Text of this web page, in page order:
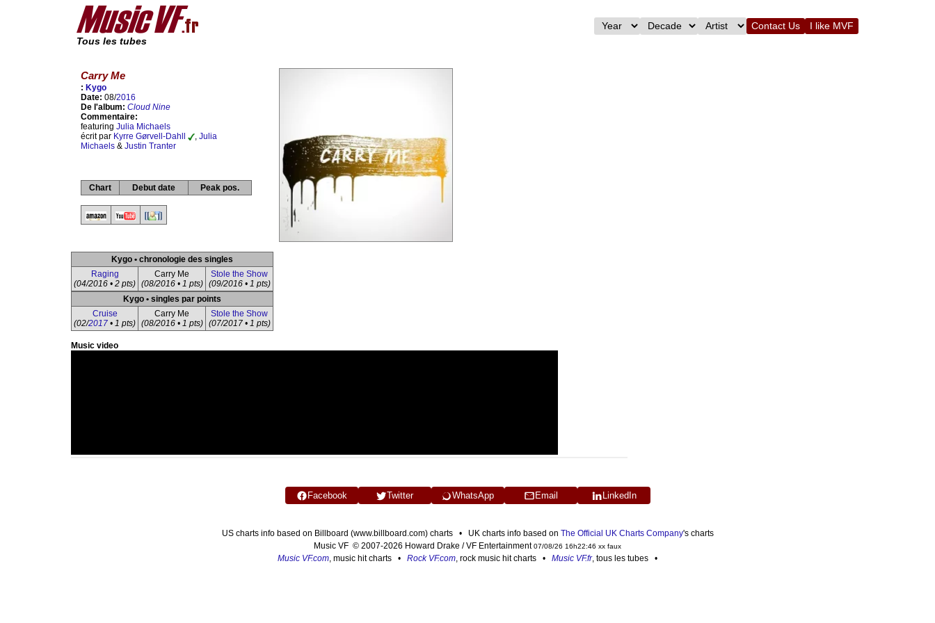
Tous les tubes
Contact Us I like MVF
Carry Me
: Kygo
Date: 08/2016
De l'album: Cloud Nine
Commentaire:
featuring Julia Michaels
écrit par Kyrre Gørvell-Dahll , Julia
Michaels & Justin Tranter
Chart Debut date Peak pos.
Kygo • chronologie des singles
Raging
(04/2016 • 2 pts)
Carry Me
(08/2016 • 1 pts)
Stole the Show
(09/2016 • 1 pts)
Kygo • singles par points
Cruise
(02/2017 • 1 pts)
Carry Me
(08/2016 • 1 pts)
Stole the Show
(07/2017 • 1 pts)
Music video
Facebook Twitter WhatsApp Email LinkedIn
US charts info based on Billboard (www.billboard.com) charts • UK charts info based on The Official UK Charts Company's charts
Music VF © 2007-2026 Howard Drake / VF Entertainment07/08/26 16h22:46 xx faux
Music VF.com, music hit charts • Rock VF.com, rock music hit charts • Music VF.fr, tous les tubes •